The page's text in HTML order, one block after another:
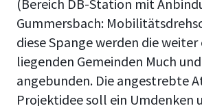
(Bereich DB-Station mit
Gummersbach:
diese Spange werden die
liegenden Gemeinden Much
angebunden. Die angestrebte
Projektidee soll ein Umdenken